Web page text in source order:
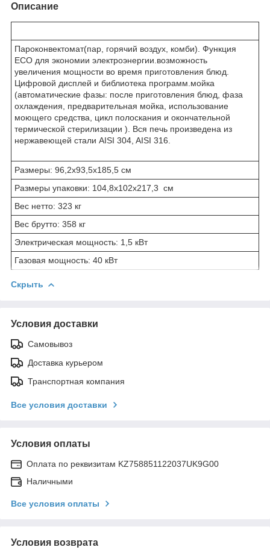
Описание
Пароконвектомат(пар, горячий воздух, комби). Функция
ECO для экономии электроэнергии.возможность
увеличения мощности во время приготовления блюд.
Цифровой дисплей и библиотека программ.мойка
(автоматические фазы: после приготовления блюд, фаза
охлаждения, предварительная мойка, использование
моющего средства, цикл полоскания и окончательной
термической стерилизации ). Вся печь произведена из
нержавеющей стали AISI 304, AISI 316.
Размеры: 96,2x93,5x185,5 см
Размеры упаковки: 104,8x102x217,3 см
Вес нетто: 323 кг
Вес брутто: 358 кг
Электрическая мощность: 1,5 кВт
Газовая мощность: 40 кВт
Скрыть
Условия доставки
Самовывоз
Доставка курьером
Транспортная компания
Все условия доставки
Условия оплаты
Оплата по реквизитам KZ758851122037UK9G00
Наличными
Все условия оплаты
Условия возврата